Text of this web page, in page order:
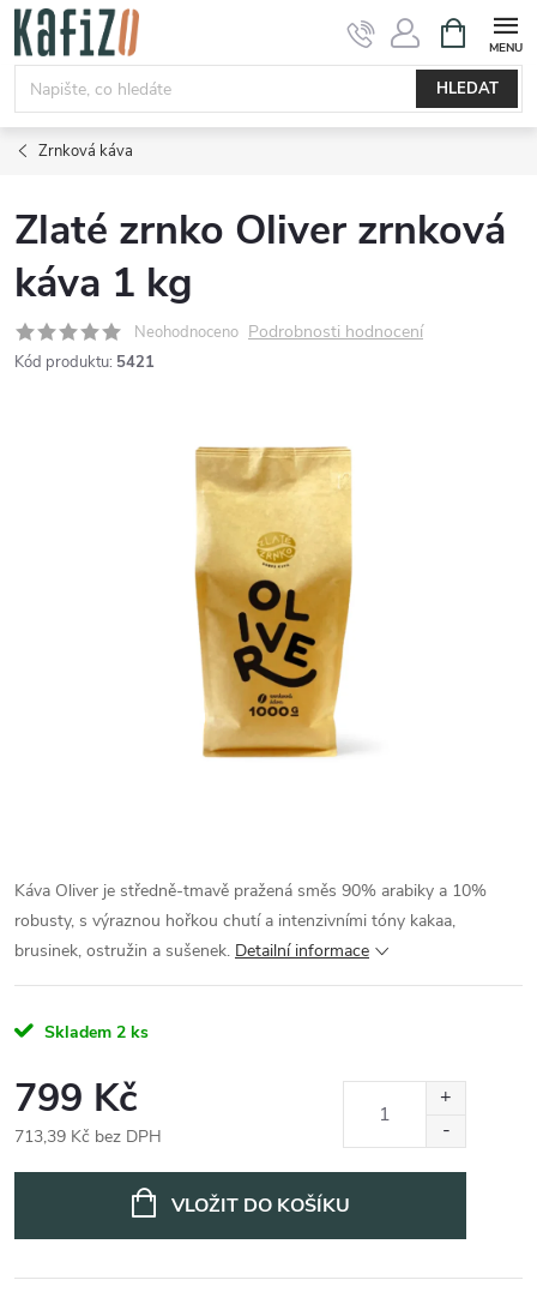
Přejít
obsah
HLEDAT
NÁKUPNÍ
KOŠÍK
Zrnková káva
Zlaté zrnko Oliver zrnková
káva 1 kg
Neohodnoceno Podrobnosti hodnocení
Kód produktu: 5421
Káva Oliver je středně-tmavě pražená směs 90% arabiky a 10%
robusty, s výraznou hořkou chutí a intenzivními tóny kakaa,
brusinek, ostružin a sušenek. Detailní informace
Skladem 2 ks
799 Kč
713,39 Kč bez DPH
VLOŽIT DO KOŠÍKU